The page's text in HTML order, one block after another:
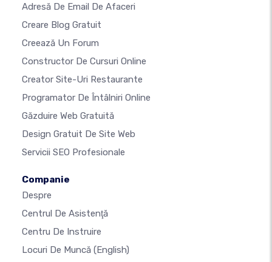
Adresă De Email De Afaceri
Creare Blog Gratuit
Creează Un Forum
Constructor De Cursuri Online
Creator Site-Uri Restaurante
Programator De Întâlniri Online
Găzduire Web Gratuită
Design Gratuit De Site Web
Servicii SEO Profesionale
Companie
Despre
Centrul De Asistenţă
Centru De Instruire
Locuri De Muncă (English)